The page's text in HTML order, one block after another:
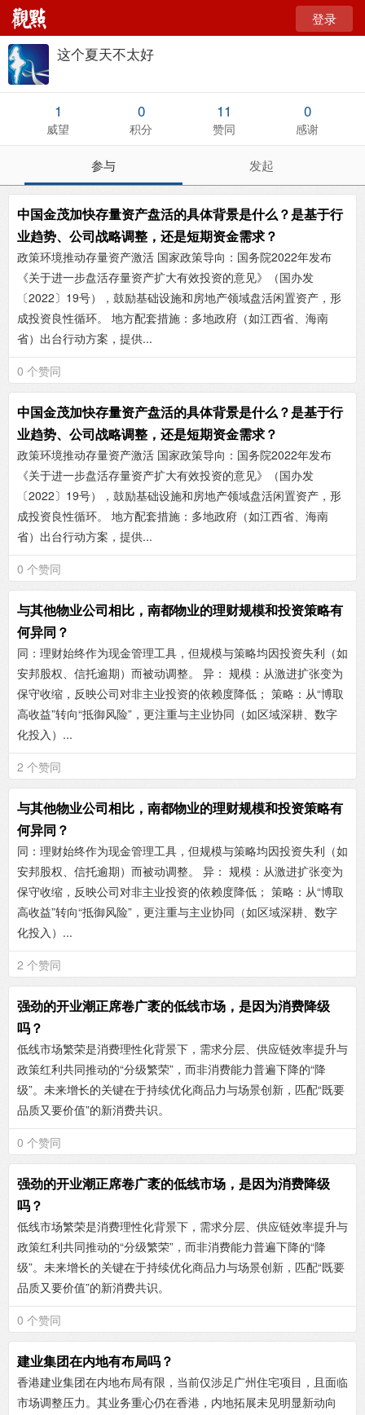
登录
这个夏天不太好
1
威望
0
积分
11
赞同
0
感谢
参与 发起
中国金茂加快存量资产盘活的具体背景是什么？是基于行
业趋势、公司战略调整，还是短期资金需求？
政策环境推动存量资产激活 ‌国家政策导向‌：国务院2022年发布
《关于进一步盘活存量资产扩大有效投资的意见》（国办发
〔2022〕19号），鼓励基础设施和房地产领域盘活闲置资产，形
成投资良性循环。 ‌地方配套措施‌：多地政府（如江西省、海南
省）出台行动方案，提供...
0 个赞同
中国金茂加快存量资产盘活的具体背景是什么？是基于行
业趋势、公司战略调整，还是短期资金需求？
政策环境推动存量资产激活 ‌国家政策导向‌：国务院2022年发布
《关于进一步盘活存量资产扩大有效投资的意见》（国办发
〔2022〕19号），鼓励基础设施和房地产领域盘活闲置资产，形
成投资良性循环。 ‌地方配套措施‌：多地政府（如江西省、海南
省）出台行动方案，提供...
0 个赞同
与其他物业公司相比，南都物业的理财规模和投资策略有
何异同？
同‌：理财始终作为现金管理工具，但规模与策略均因投资失利（如
安邦股权、信托逾期）而被动调整。 ‌异‌： ‌规模‌：从激进扩张变为
保守收缩，反映公司对非主业投资的依赖度降低； ‌策略‌：从“博取
高收益”转向“抵御风险”，更注重与主业协同（如区域深耕、数字
化投入）...
2 个赞同
与其他物业公司相比，南都物业的理财规模和投资策略有
何异同？
同‌：理财始终作为现金管理工具，但规模与策略均因投资失利（如
安邦股权、信托逾期）而被动调整。 ‌异‌： ‌规模‌：从激进扩张变为
保守收缩，反映公司对非主业投资的依赖度降低； ‌策略‌：从“博取
高收益”转向“抵御风险”，更注重与主业协同（如区域深耕、数字
化投入）...
2 个赞同
强劲的开业潮正席卷广袤的低线市场，是因为消费降级
吗？
低线市场繁荣是消费理性化背景下，需求分层、供应链效率提升与
政策红利共同推动的“分级繁荣”，而非消费能力普遍下降的“降
级”。未来增长的关键在于持续优化商品力与场景创新，匹配“既要
品质又要价值”的新消费共识。
0 个赞同
强劲的开业潮正席卷广袤的低线市场，是因为消费降级
吗？
低线市场繁荣是消费理性化背景下，需求分层、供应链效率提升与
政策红利共同推动的“分级繁荣”，而非消费能力普遍下降的“降
级”。未来增长的关键在于持续优化商品力与场景创新，匹配“既要
品质又要价值”的新消费共识。
0 个赞同
建业集团在内地有布局吗？
香港建业集团在内地布局有限，当前仅涉足广州住宅项目，且面临
市场调整压力。其业务重心仍在香港，内地拓展未见明显新动向